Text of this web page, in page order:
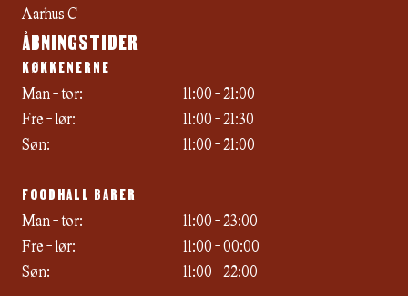
Aarhus C
ÅBNINGSTIDER
KØKKENERNE
Man - tor:
11:00 - 21:00
Fre - lør:
11:00 - 21:30
Søn:
11:00 - 21:00
FOODHALL BARER
Man - tor:
11:00 - 23:00
Fre - lør:
11:00 - 00:00
Søn:
11:00 - 22:00